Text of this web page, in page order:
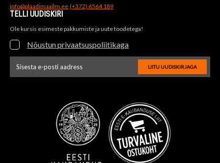
info@plaadimaailm.ee (+372) 6564 189
TELLI UUDISKIRI
Ole kursis esimeste pakkumiste ja uute toodetega!
Nõustun privaatsuspoliitikaga
LIITU UUDISKIRJAGA